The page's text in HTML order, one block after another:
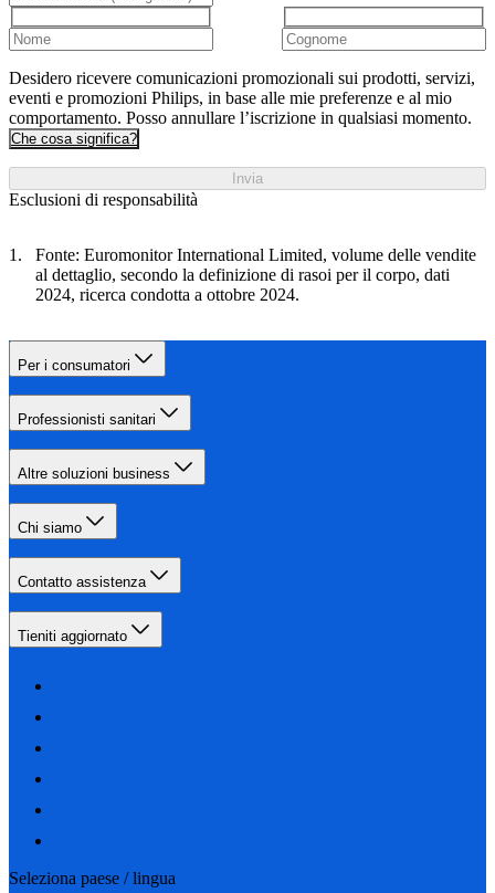
Desidero ricevere comunicazioni promozionali sui prodotti, servizi,
eventi e promozioni Philips, in base alle mie preferenze e al mio
comportamento. Posso annullare l’iscrizione in qualsiasi momento.
Che cosa significa?
Invia
Esclusioni di responsabilità
Fonte: Euromonitor International Limited, volume delle vendite
al dettaglio, secondo la definizione di rasoi per il corpo, dati
2024, ricerca condotta a ottobre 2024.
Per i consumatori
Professionisti sanitari
Altre soluzioni business
Chi siamo
Contatto assistenza
Tieniti aggiornato
Seleziona paese / lingua